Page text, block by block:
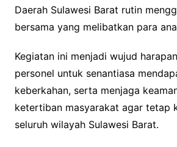
Daerah Sulawesi Barat rutin
bersama yang melibatkan para
Kegiatan ini menjadi wujud
personel untuk senantiasa
keberkahan, serta menjaga
ketertiban masyarakat agar tetap
seluruh wilayah Sulawesi Barat.